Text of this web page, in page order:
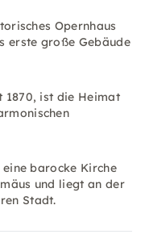
Opernhaus
erste große Gebäude
1870, ist die Heimat
barocke Kirche
und liegt an der
Stadt.